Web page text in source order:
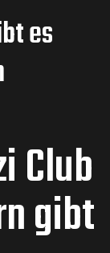
es
Club
gibt